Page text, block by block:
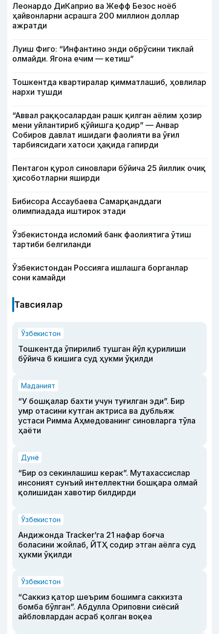
Леонардо ДиКаприо ва Жефф Безос ноёб
ҳайвонларни асрашга 200 миллион доллар
ажратди
Луиш Фиго: “Инфантино энди обрўсини тиклай
олмайди. Ягона ечим — кетиш”
Тошкентда квартиралар қимматлашиб, ҳовлилар
нархи тушди
“Аввал раққосалардан рашк қилган аёлим ҳозир
мени уйлантириб қўйишга қодир” — Анвар
Собиров давлат ишидаги фаолияти ва ўғил
тарбиясидаги хатоси ҳақида гапирди
Пентагон қурол синовлари бўйича 25 йиллик очиқ
ҳисоботларни яширди
Бибисора Ассаубаева Самарқанддаги
олимпиадада иштирок этади
Ўзбекистонда исломий банк фаолиятига ўтиш
тартиби белгиланди
Ўзбекистондан Россияга ишлашга борганлар
сони камайди
Тавсиялар
Ўзбекистон
Тошкентда ўпирилиб тушган йўл қурилиши
бўйича 6 кишига суд ҳукми ўқилди
Маданият
“У бошқалар бахти учун туғилган эди”. Бир
умр отасини кутган актриса ва дубльяж
устаси Римма Аҳмедованинг синовларга тўла
ҳаёти
Дунё
“Бир оз секинлашиш керак”. Мутахассислар
инсоният сунъий интеллектни бошқара олмай
қолишидан хавотир билдирди
Ўзбекистон
Андижонда Tracker’га 21 нафар боғча
боласини жойлаб, ЙТҲ содир этган аёлга суд
ҳукми ўқилди
Ўзбекистон
“Саккиз қатор шеърим бошимга саккизта
бомба бўлган”. Абдулла Ориповни сиёсий
айбловлардан асраб қолган воқеа